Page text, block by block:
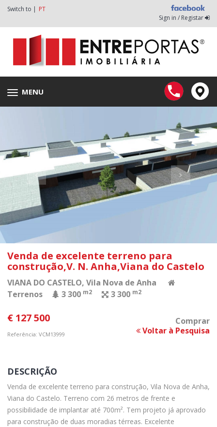
Switch to | PT
Sign in / Registar
Toggle
navigation
MENU
Venda de excelente terreno para
construção,V. N. Anha,Viana do Castelo
VIANA DO CASTELO, Vila Nova de Anha
Terrenos
3 300 m2 3 300 m2
€ 127 500 Comprar
Referência: VCM13999 Voltar à Pesquisa
DESCRIÇÃO
Venda de excelente terreno para construção, Vila Nova de Anha,
Viana do Castelo. Terreno com 26 metros de frente e
possibilidade de implantar até 700m². Tem projeto já aprovado
para construção de duas moradias térreas. Excelente